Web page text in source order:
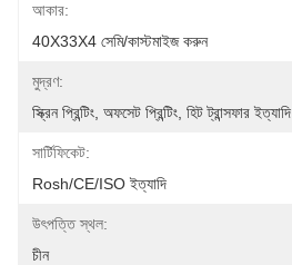
আকার:
40X33X4 সেমি/কাস্টমাইজ করুন
মুদ্রণ:
স্ক্রিন প্রিন্টিং, অফসেট প্রিন্টিং, হিট ট্রান্সফার ইত্যাদি
সার্টিফিকেট:
Rosh/CE/ISO ইত্যাদি
উৎপত্তি স্থল:
চীন